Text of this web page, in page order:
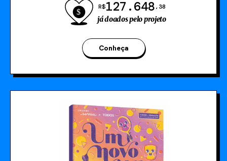
R$127.648,38
já doados pelo projeto
Conheça